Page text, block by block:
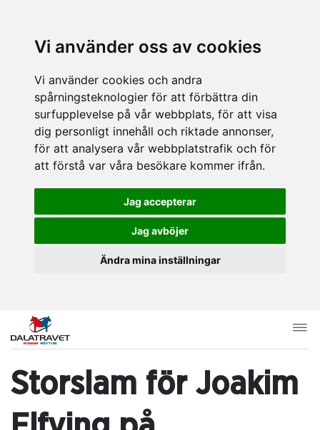
Vi använder oss av cookies
Vi använder cookies och andra
spårningsteknologier för att förbättra din
surfupplevelse på vår webbplats, för att visa
dig personligt innehåll och riktade annonser,
för att analysera vår webbplatstrafik och för
att förstå var våra besökare kommer ifrån.
Jag accepterar
Jag avböjer
Ändra mina inställningar
Storslam för Joakim